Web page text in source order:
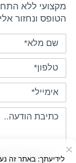
הטופס ונחזור
בשליחת